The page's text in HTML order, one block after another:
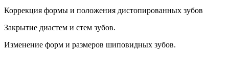
Коррекция формы и положения дистопированных зубов
Закрытие диастем и стем зубов.
Изменение форм и размеров шиповидных зубов.